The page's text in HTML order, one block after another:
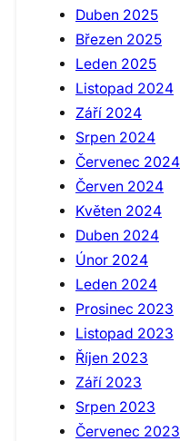
Duben 2025
Březen 2025
Leden 2025
Listopad 2024
Září 2024
Srpen 2024
Červenec 2024
Červen 2024
Květen 2024
Duben 2024
Únor 2024
Leden 2024
Prosinec 2023
Listopad 2023
Říjen 2023
Září 2023
Srpen 2023
Červenec 2023